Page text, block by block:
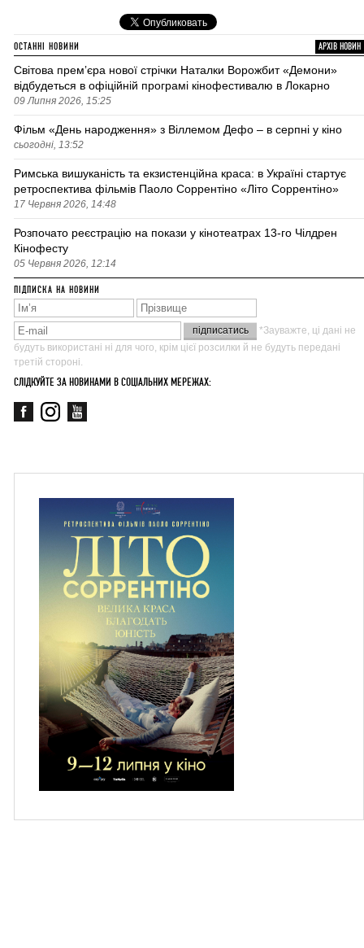
ОСТАННІ НОВИНИ АРХІВ НОВИН
Світова премʼєра нової стрічки Наталки Ворожбит «Демони»
відбудеться в офіційній програмі кінофестивалю в Локарно
09 Липня 2026, 15:25
Фільм «День народження» з Віллемом Дефо – в серпні у кіно
сьогодні, 13:52
Римська вишуканість та екзистенційна краса: в Україні стартує
ретроспектива фільмів Паоло Соррентіно «Літо Соррентіно»
17 Червня 2026, 14:48
Розпочато реєстрацію на покази у кінотеатрах 13-го Чілдрен
Кінофесту
05 Червня 2026, 12:14
ПІДПИСКА НА НОВИНИ
*Зауважте, ці дані не
будуть використані ні для чого, крім цієї розсилки й не будуть передані
третій стороні.
СЛІДКУЙТЕ ЗА НОВИНАМИ В СОЦІАЛЬНИХ МЕРЕЖАХ: